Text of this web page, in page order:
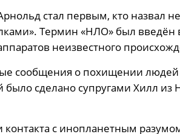
стал первым, кто назвал
Термин «НЛО» был
неизвестного
сообщения о похищении
было сделано супругами Хилл
с инопланетным